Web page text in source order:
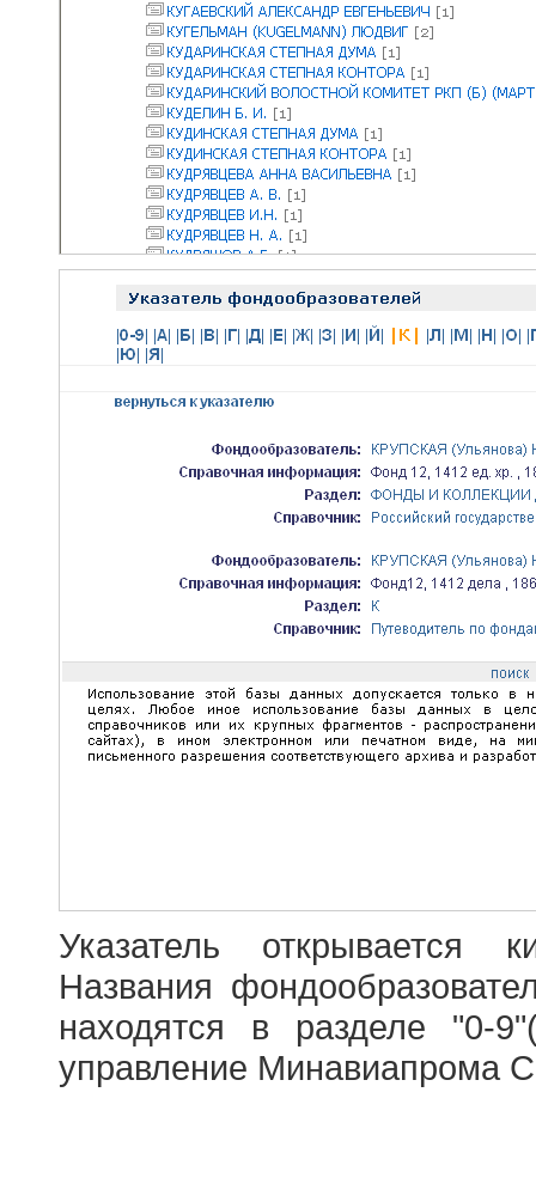
Указатель открывается
Названия
находятся в разделе "0-
управление Минавиапрома